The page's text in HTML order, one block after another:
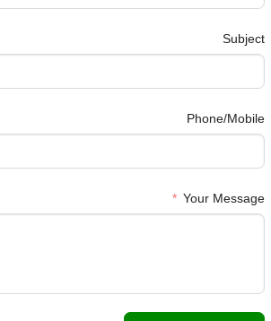
Subject
Phone/Mobile
Your Message